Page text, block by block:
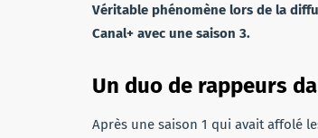
Véritable phénomène lors de la
Canal+ avec une saison 3.
Un duo de rappeurs
Après une saison 1 qui avait affolé